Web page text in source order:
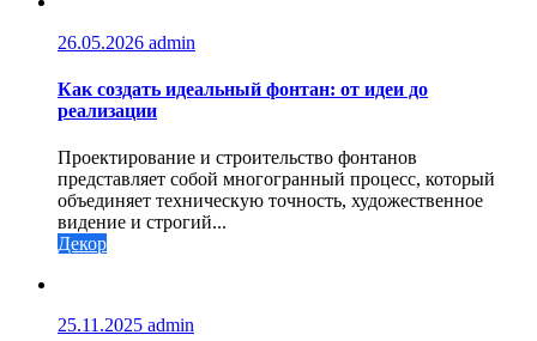
26.05.2026 admin
Как создать идеальный фонтан: от идеи до
реализации
Проектирование и строительство фонтанов
представляет собой многогранный процесс, который
объединяет техническую точность, художественное
видение и строгий...
Декор
25.11.2025 admin